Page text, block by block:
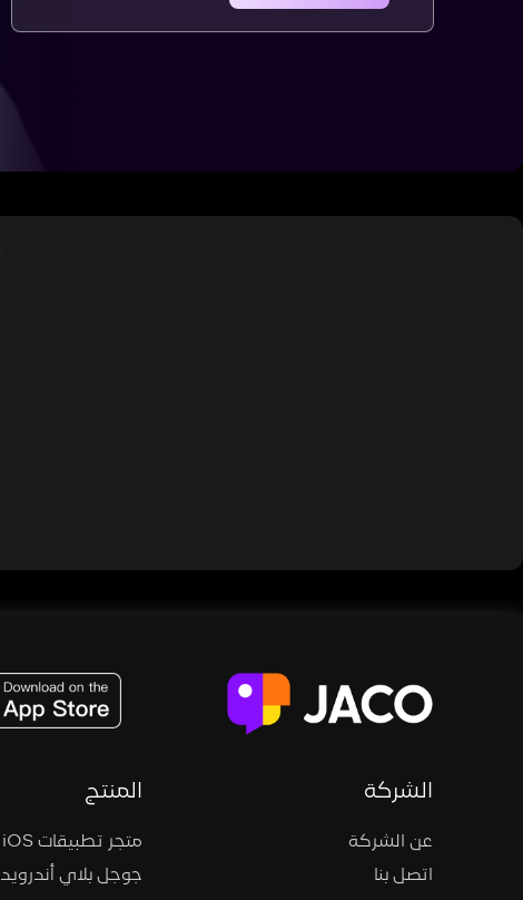
الشركة
عن الشركة
اتصل بنا
المنتج
متجر تطبيقات iOS
جوجل بلاي أندرويد